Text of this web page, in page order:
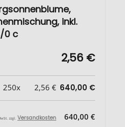
inkl.
0 c
2,56 €
250x 2,56 € 640,00 €
zzgl. Versandkosten 640,00 €